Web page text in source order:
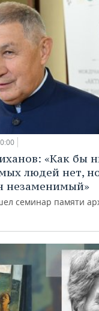
«Как бы
людей нет,
незаменимый»
семинар памяти